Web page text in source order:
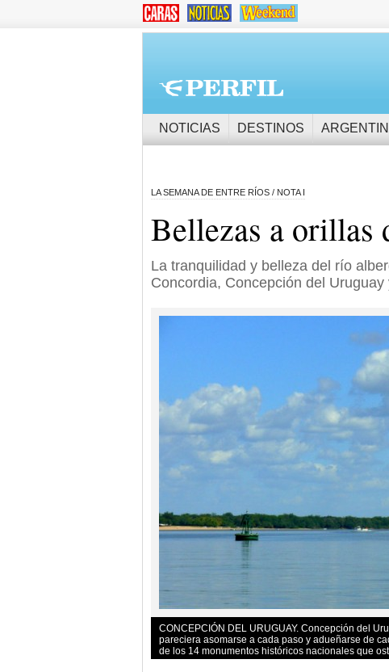
NOTICIAS DESTINOS
LA SEMANA DE ENTRE RÍOS / NOTA I
Bellezas a orillas
La tranquilidad y belleza del río
Concordia, Concepción del
CONCEPCIÓN DEL URUGUAY. Concepción del
pareciera asomarse a cada paso y adueñarse de
de los 14 monumentos históricos nacionales que